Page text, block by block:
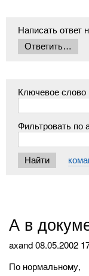
Написать ответ
Ключевое слово
Фильтровать по
А в
axand08.05.2002
По нормальному,